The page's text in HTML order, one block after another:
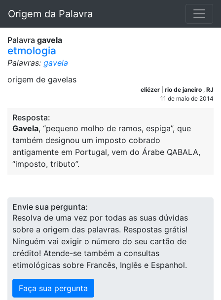
Origem da Palavra
Palavra gavela
etmologia
Palavras: gavela
origem de gavelas
eliézer rio de janeiro , RJ
11 de maio de 2014
Resposta:
Gavela, “pequeno molho de ramos, espiga”, que
também designou um imposto cobrado
antigamente em Portugal, vem do Árabe QABALA,
“imposto, tributo”.
Envie sua pergunta:
Resolva de uma vez por todas as suas dúvidas
sobre a origem das palavras. Respostas grátis!
Ninguém vai exigir o número do seu cartão de
crédito! Atende-se também a consultas
etimológicas sobre Francês, Inglês e Espanhol.
Faça sua pergunta